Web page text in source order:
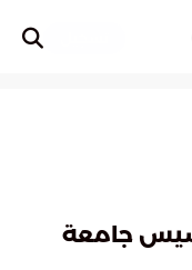
جامعة